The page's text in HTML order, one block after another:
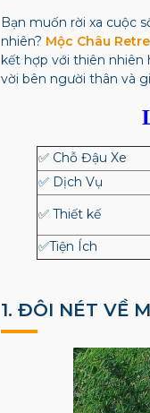
Bạn muốn rời xa cuộc
nhiên? Mộc Châu
kết hợp với thiên nhiên
vời bên người thân và
✅ Chỗ Đậu Xe
✅ Dịch Vụ
✅ Thiết kế
✅Tiện Ích
1. ĐÔI NÉT VỀ